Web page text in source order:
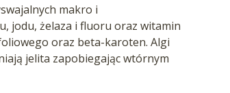
makro i
jodu, żelaza i fluoru oraz witamin
oraz beta-karoten. Algi
jelita zapobiegając wtórnym